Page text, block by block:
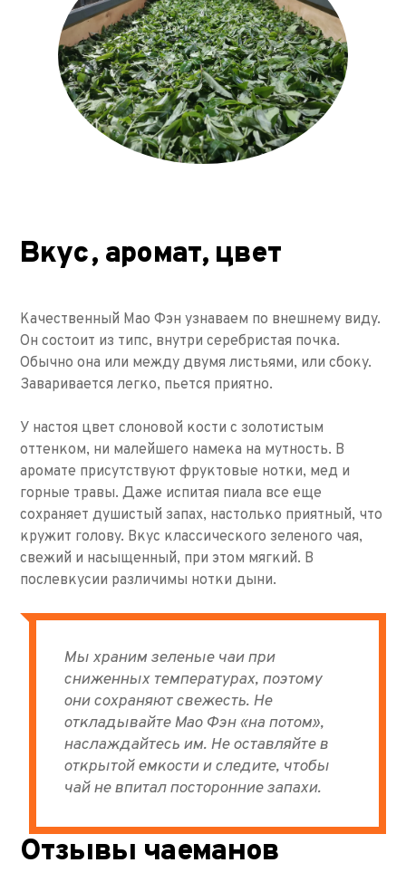
Вкус, аромат, цвет
Качественный Мао Фэн узнаваем по внешнему виду.
Он состоит из типс, внутри серебристая почка.
Обычно она или между двумя листьями, или сбоку.
Заваривается легко, пьется приятно.
У настоя цвет слоновой кости с золотистым
оттенком, ни малейшего намека на мутность. В
аромате присутствуют фруктовые нотки, мед и
горные травы. Даже испитая пиала все еще
сохраняет душистый запах, настолько приятный, что
кружит голову. Вкус классического зеленого чая,
свежий и насыщенный, при этом мягкий. В
послевкусии различимы нотки дыни.
Мы храним зеленые чаи при
сниженных температурах, поэтому
они сохраняют свежесть. Не
откладывайте Мао Фэн «на потом»,
наслаждайтесь им. Не оставляйте в
открытой емкости и следите, чтобы
чай не впитал посторонние запахи.
Отзывы чаеманов